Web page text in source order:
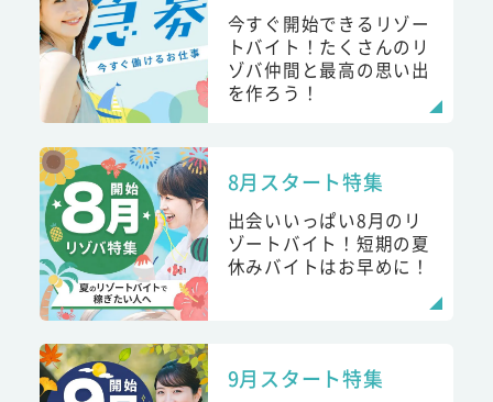
今すぐ開始できるリゾー
トバイト！たくさんのリ
ゾバ仲間と最高の思い出
を作ろう！
8月スタート特集
出会いいっぱい8月のリ
ゾートバイト！短期の夏
休みバイトはお早めに！
9月スタート特集